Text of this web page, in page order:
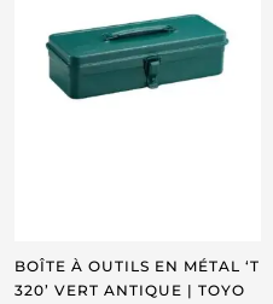
BOÎTE À OUTILS EN MÉTAL ‘T
320’ VERT ANTIQUE | TOYO